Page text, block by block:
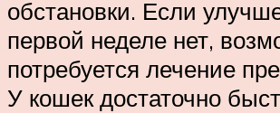
обстановки. Если
первой неделе нет,
потребуется лечение
У кошек достаточно